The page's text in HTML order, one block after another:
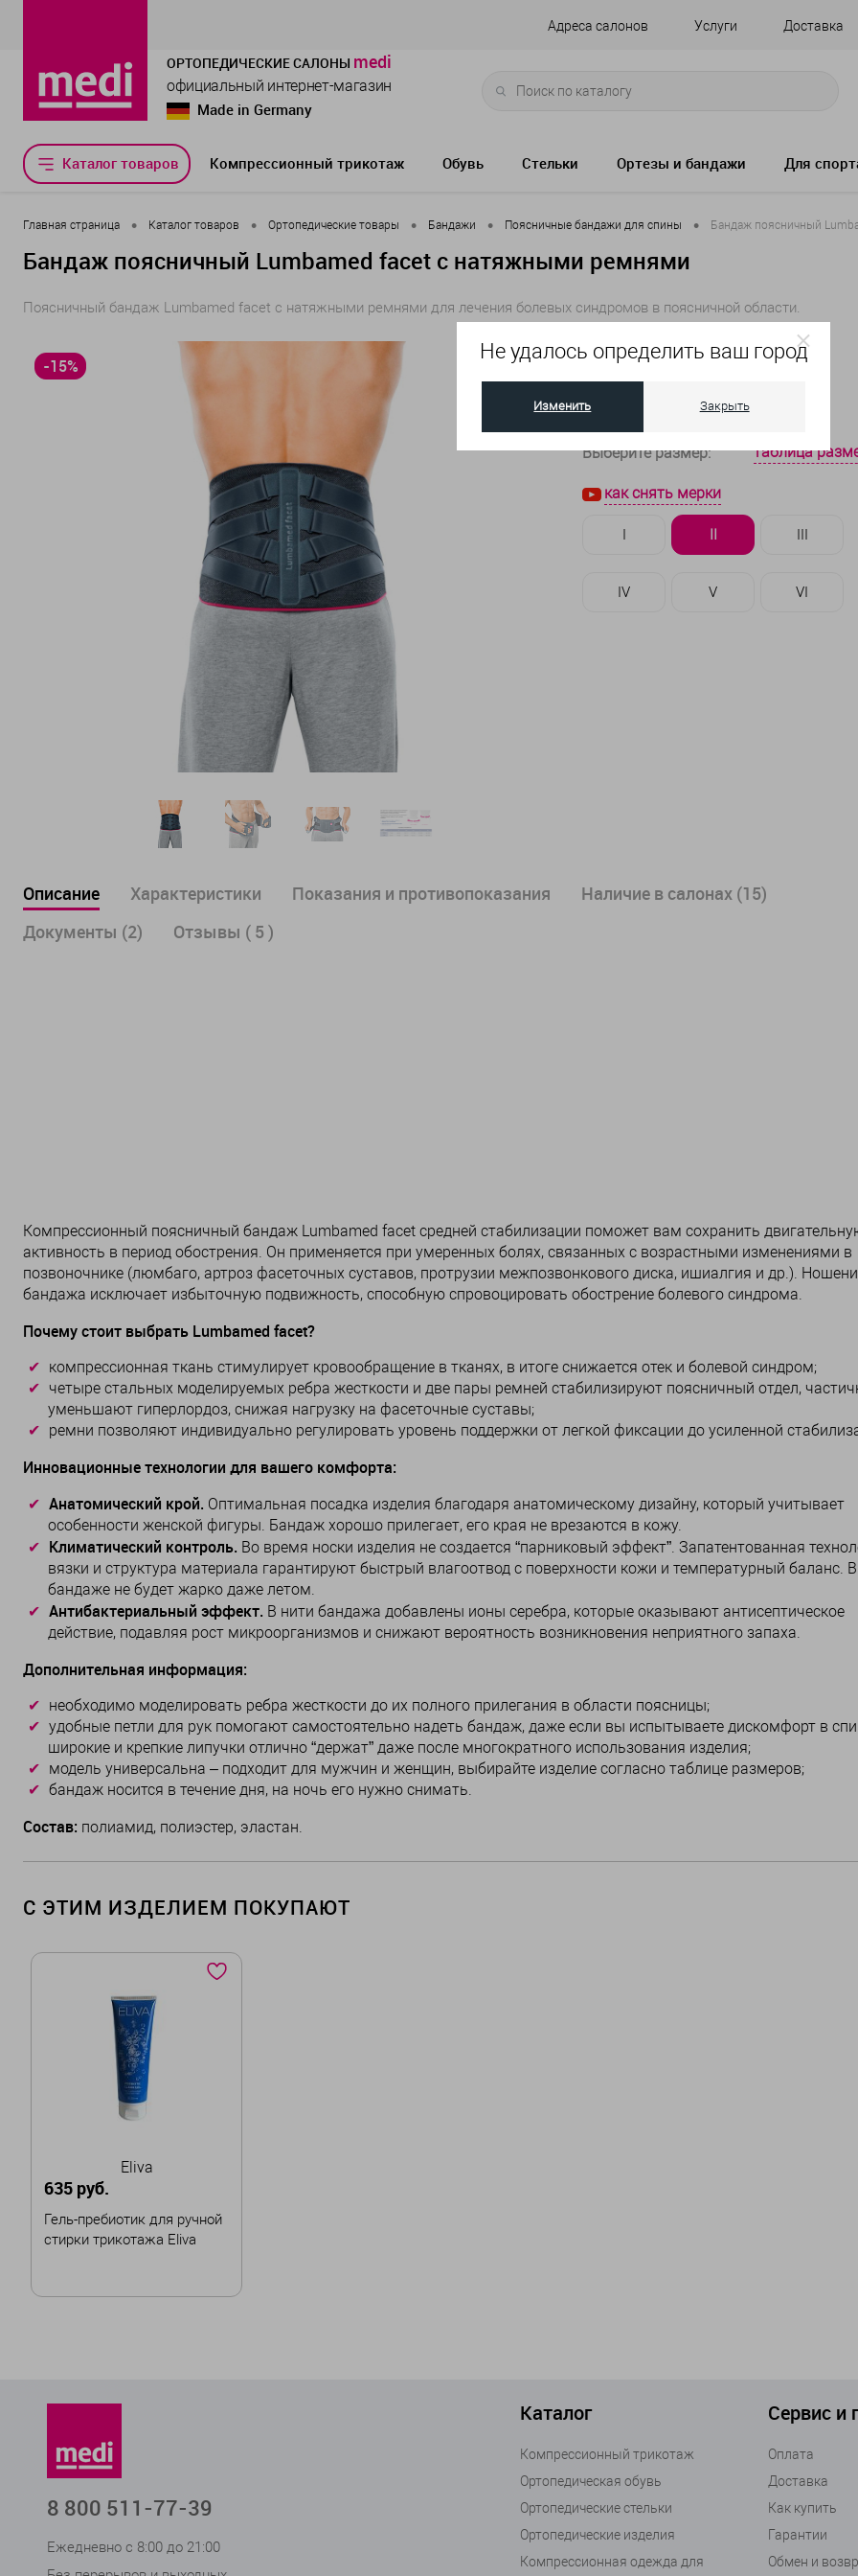
Не удалось определить ваш город
Изменить Закрыть
Адреса салонов Услуги Доставка
ОРТОПЕДИЧЕСКИЕ САЛОНЫ medi
официальный интернет-магазин
Made in Germany
Каталог товаров Компрессионный трикотаж Обувь Стельки Ортезы и бандажи Для
Главная страница • Каталог товаров • Ортопедические товары • Бандажи • Поясничные бандажи для спины • Бандаж поясничный
Бандаж поясничный Lumbamed facet с натяжными ремнями
Поясничный бандаж Lumbamed facet с натяжными ремнями для лечения болевых синдромов в поясничной области.
-15%
Выберите размер: таблица
как снять мерки
IV V VI
Описание Характеристики Показания и противопоказания
Наличие в салонах (15)
Документы (2)
Отзывы ( 5 )
Компрессионный поясничный бандаж Lumbamed facet средней стабилизации поможет вам сохранить
активность в период обострения. Он применяется при умеренных болях, связанных с возрастными изменениями в
позвоночнике (люмбаго, артроз фасеточных суставов, протрузии межпозвонкового диска, ишиалгия и др.).
бандажа исключает избыточную подвижность, способную спровоцировать обострение болевого синдрома.
Почему стоит выбрать Lumbamed facet?
компрессионная ткань стимулирует кровообращение в тканях, в итоге снижается отек и болевой синдром;
четыре стальных моделируемых ребра жесткости и две пары ремней стабилизируют поясничный отдел,
уменьшают гиперлордоз, снижая нагрузку на фасеточные суставы;
ремни позволяют индивидуально регулировать уровень поддержки от легкой фиксации до усиленной
Инновационные технологии для вашего комфорта:
Анатомический крой. Оптимальная посадка изделия благодаря анатомическому дизайну, который учитывает
особенности женской фигуры. Бандаж хорошо прилегает, его края не врезаются в кожу.
Климатический контроль. Во время носки изделия не создается “парниковый эффект”. Запатентованная
вязки и структура материала гарантируют быстрый влагоотвод с поверхности кожи и температурный баланс. В
бандаже не будет жарко даже летом.
Антибактериальный эффект. В нити бандажа добавлены ионы серебра, которые оказывают антисептическое
действие, подавляя рост микроорганизмов и снижают вероятность возникновения неприятного запаха.
Дополнительная информация:
необходимо моделировать ребра жесткости до их полного прилегания в области поясницы;
удобные петли для рук помогают самостоятельно надеть бандаж, даже если вы испытываете дискомфорт в
широкие и крепкие липучки отлично “держат” даже после многократного использования изделия;
модель универсальна – подходит для мужчин и женщин, выбирайте изделие согласно таблице размеров;
бандаж носится в течение дня, на ночь его нужно снимать.
Состав: полиамид, полиэстер, эластан.
С ЭТИМ ИЗДЕЛИЕМ ПОКУПАЮТ
Eliva
635 руб.
Гель-пребиотик для ручной
стирки трикотажа Eliva
8 800 511-77-39
Ежедневно с 8:00 до 21:00
Каталог
Компрессионный трикотаж
Ортопедическая обувь
Ортопедические стельки
Ортопедические изделия
Компрессионная одежда для
Сервис и
Оплата
Доставка
Как купить
Гарантии
Обмен и